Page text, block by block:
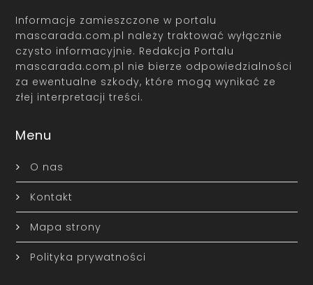
Informacje zamieszczone w portalu
mascarada.com.pl należy traktować wyłącznie
czysto informacyjnie. Redakcja Portalu
mascarada.com.pl nie bierze odpowiedzialności
za ewentualne szkody, które mogą wynikać ze
złej interpretacji treści.
Menu
O nas
Kontakt
Mapa strony
Polityka prywatności